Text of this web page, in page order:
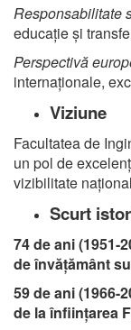
Responsabilitate
educație și
Perspectivă
internaționale,
Viziune
Facultatea de
un pol de
vizibilitate
Scurt
74 de ani (1951-
de învățământ
59 de ani (1966-
de la înființarea